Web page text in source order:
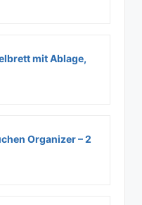
mit Ablage,
Organizer – 2